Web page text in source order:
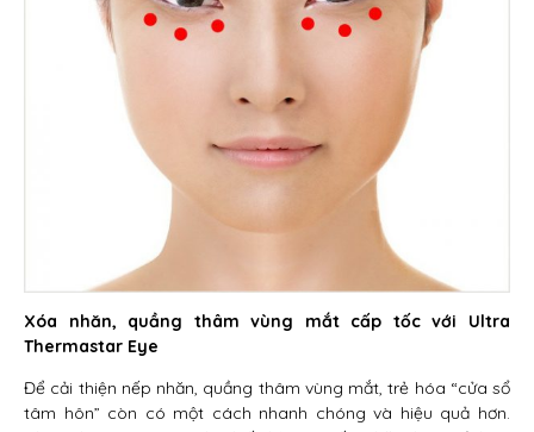
Xóa nhăn, quầng thâm vùng mắt cấp tốc với Ultra
Thermastar Eye
Để cải thiện nếp nhăn, quầng thâm vùng mắt, trẻ hóa “cửa sổ
tâm hôn” còn có một cách nhanh chóng và hiệu quả hơn.